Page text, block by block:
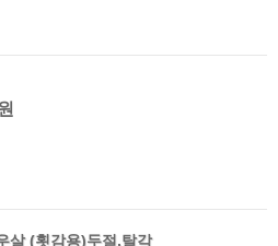
살 (횟감용)두절,탈각